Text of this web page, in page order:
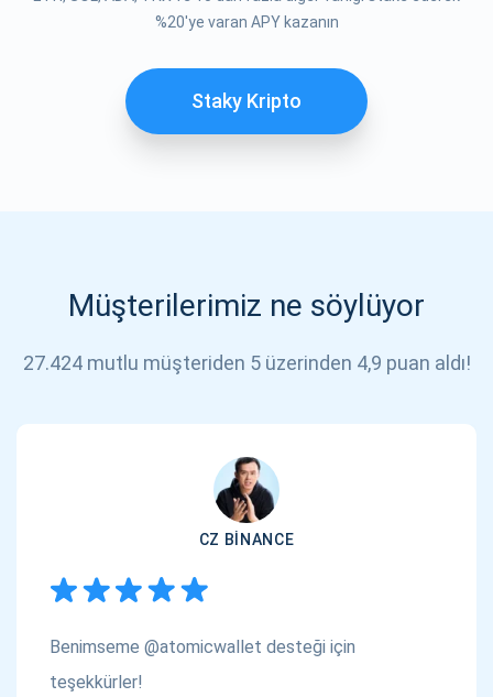
%20'ye varan APY kazanın
Staky Kripto
Müşterilerimiz ne söylüyor
27.424 mutlu müşteriden 5 üzerinden 4,9 puan aldı!
CZ BINANCE
Benimseme @atomicwallet desteği için
teşekkürler!